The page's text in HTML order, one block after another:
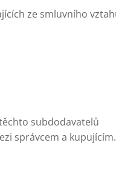
ze smluvního
subdodavatelů
správcem a kupujícím.